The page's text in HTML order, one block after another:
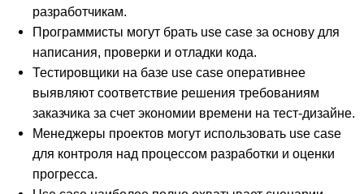
разработчикам.
Программисты могут брать use case за основу для
написания, проверки и отладки кода.
Тестировщики на базе use case оперативнее
выявляют соответствие решения требованиям
заказчика за счет экономии времени на тест-дизайне.
Менеджеры проектов могут использовать use case
для контроля над процессом разработки и оценки
прогресса.